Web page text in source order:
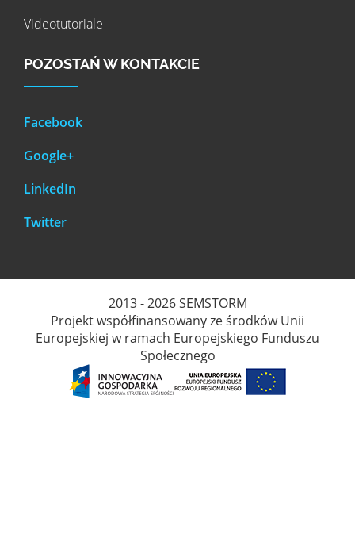
Videotutoriale
POZOSTAŃ W KONTAKCIE
Facebook
Google+
LinkedIn
Twitter
2013 - 2026 SEMSTORM
Projekt współfinansowany ze środków Unii
Europejskiej w ramach Europejskiego Funduszu
Społecznego